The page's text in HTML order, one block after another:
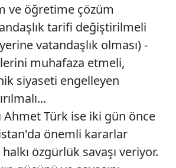
ve öğretime çözüm
tarifi değiştirilmeli
vatandaşlık olması) -
muhafaza etmeli,
siyaseti engelleyen
Ahmet Türk ise iki gün önce
önemli kararlar
özgürlük savaşı veriyor.